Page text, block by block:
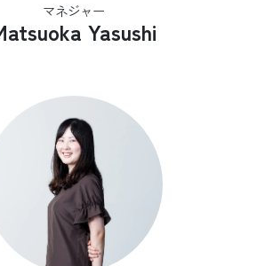
マネジャー
Yasushi